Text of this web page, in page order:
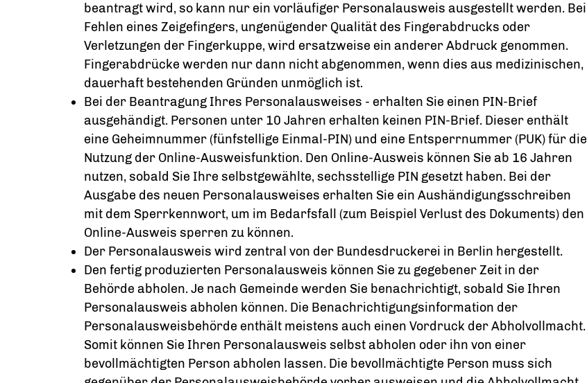
beantragt wird, so kann nur ein vorläufiger Personalausweis ausgestellt werden. Bei
Fehlen eines Zeigefingers, ungenügender Qualität des Fingerabdrucks oder
Verletzungen der Fingerkuppe, wird ersatzweise ein anderer Abdruck genommen.
Fingerabdrücke werden nur dann nicht abgenommen, wenn dies aus medizinischen,
dauerhaft bestehenden Gründen unmöglich ist.
Bei der Beantragung Ihres Personalausweises - erhalten Sie einen PIN-Brief
ausgehändigt. Personen unter 10 Jahren erhalten keinen PIN-Brief. Dieser enthält
eine Geheimnummer (fünfstellige Einmal -PIN) und eine Entsperrnummer (PUK)für die
Nutzung der Online-Ausweisfunktion. Den Online-Ausweis können Sie ab 16 Jahren
nutzen, sobald Sie Ihre selbstgewählte, sechsstellige PIN gesetzt haben. Bei der
Ausgabe des neuen Personalausweises erhalten Sie ein Aushändigungsschreiben
mit dem Sperrkennwort, um im Bedarfsfall (zum Beispiel Verlust des Dokuments) den
Online-Ausweis sperren zu können.
Der Personalausweis wird zentral von der Bundesdruckerei in Berlin hergestellt.
Den fertig produzierten Personalausweis können Sie zu gegebener Zeit in der
Behörde abholen. Je nach Gemeinde werden Sie benachrichtigt, sobald Sie Ihren
Personalausweis abholen können. Die Benachrichtigungsinformation der
Personalausweisbehörde enthält meistens auch einen Vordruck der Abholvollmacht.
Somit können Sie Ihren Personalausweis selbst abholen oder ihn von einer
bevollmächtigten Person abholen lassen. Die bevollmächtigte Person muss sich